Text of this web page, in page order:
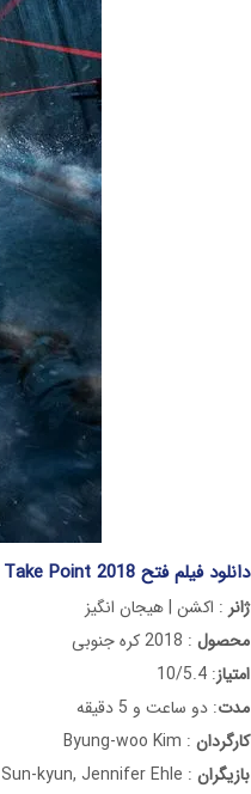
دانلود فیلم فتح Take Point 2018
ژانر : اکشن | هیجان انگیز
محصول : 2018 کره جنوبی
امتیاز: 10/5.4
مدت: دو ساعت و 5 دقیقه
کارگردان : Byung-woo Kim
بازیگران : Ha Jung-woo, Lee Sun-kyun, Jennifer Ehle